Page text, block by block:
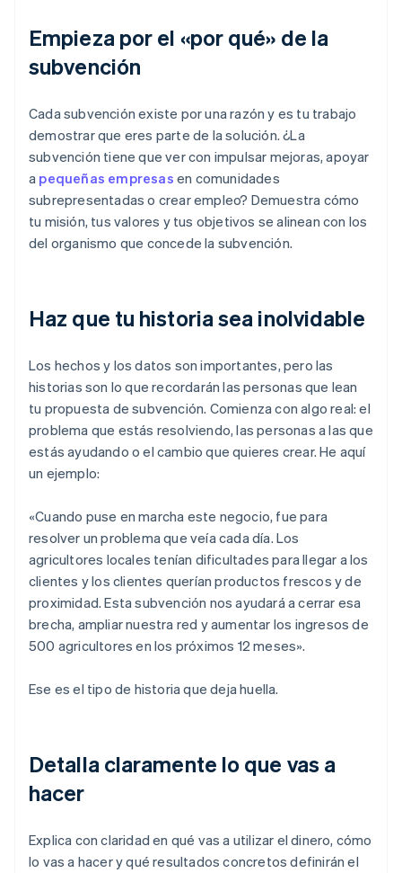
Empieza por el «por qué» de la
subvención
Cada subvención existe por una razón y es tu trabajo
demostrar que eres parte de la solución. ¿La
subvención tiene que ver con impulsar mejoras, apoyar
a pequeñas empresas en comunidades
subrepresentadas o crear empleo? Demuestra cómo
tu misión, tus valores y tus objetivos se alinean con los
del organismo que concede la subvención.
Haz que tu historia sea inolvidable
Los hechos y los datos son importantes, pero las
historias son lo que recordarán las personas que lean
tu propuesta de subvención. Comienza con algo real: el
problema que estás resolviendo, las personas a las que
estás ayudando o el cambio que quieres crear. He aquí
un ejemplo:
«Cuando puse en marcha este negocio, fue para
resolver un problema que veía cada día. Los
agricultores locales tenían dificultades para llegar a los
clientes y los clientes querían productos frescos y de
proximidad. Esta subvención nos ayudará a cerrar esa
brecha, ampliar nuestra red y aumentar los ingresos de
500 agricultores en los próximos 12 meses».
Ese es el tipo de historia que deja huella.
Detalla claramente lo que vas a
hacer
Explica con claridad en qué vas a utilizar el dinero, cómo
lo vas a hacer y qué resultados concretos definirán el